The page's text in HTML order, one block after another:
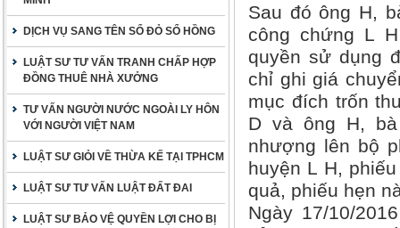
DỊCH VỤ SANG TÊN SỔ ĐỎ SỔ HỒNG
LUẬT SƯ TƯ VẤN TRANH CHẤP HỢP
ĐỒNG THUÊ NHÀ XƯỞNG
TƯ VẤN NGƯỜI NƯỚC NGOÀI LY HÔN
VỚI NGƯỜI VIỆT NAM
LUẬT SƯ GIỎI VỀ THỪA KẾ TẠI TPHCM
LUẬT SƯ TƯ VẤN LUẬT ĐẤT ĐAI
LUẬT SƯ BẢO VỆ QUYỀN LỢI CHO BỊ
Sau đó ông H,
công chứng L
quyền sử dụng
chỉ ghi giá
mục đích trốn
D và ông H,
nhượng lên bộ
huyện L H,
quả, phiếu hẹn
Ngày 17/10/